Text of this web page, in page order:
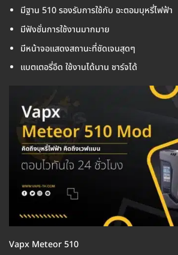
มีฐาน 510 รองรับการใช้กับ อะตอมบุหรี่ไฟฟ้า
มีฟังชั่นการใช้งานมากมาย
มีหน้าจอแสดงสถานะที่ชัดเจนสุดๆ
แบตเตอรี่อึด ใช้งานได้นาน ชาร์จได้
Vapx Meteor 510